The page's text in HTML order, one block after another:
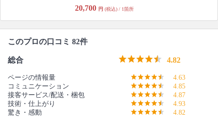
20,700 円 (税込) / 1箇所
このプロの口コミ 82件
総合 4.82
ページの情報量
4.63
コミュニケーション
4.85
接客サービス/配送・梱包
4.87
技術・仕上がり
4.93
驚き・感動
4.82